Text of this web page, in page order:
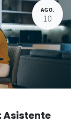
AGO.
10
Asistente